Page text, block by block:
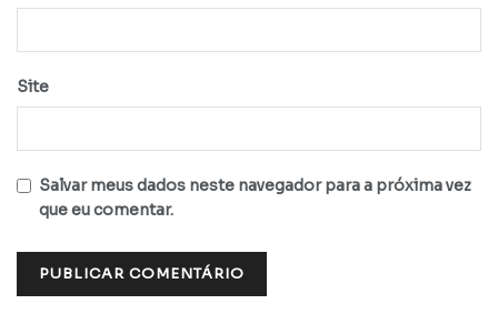
Site
Salvar meus dados neste navegador para a próxima vez
que eu comentar.